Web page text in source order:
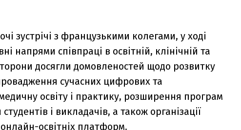
зустрічі з французькими колегами, у ході
напрями співпраці в освітній, клінічній та
досягли домовленостей щодо розвитку
сучасних цифрових та
освіту і практику, розширення програм
і викладачів, а також організації
освітніх платформ.